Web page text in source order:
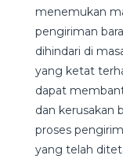
menemukan
pengiriman
dihindari di
yang ketat
dapat
dan kerusakan
proses
yang telah